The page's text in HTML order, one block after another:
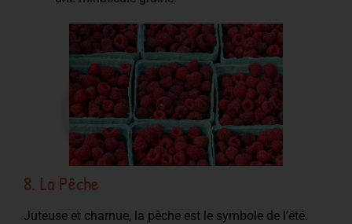
8. La Pêche
Juteuse et charnue, la pêche est le symbole de l’été.